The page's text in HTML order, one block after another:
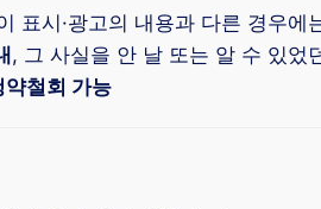
표시·광고의 내용과 다른 경우에
, 그 사실을 안 날 또는 알 수 있었
철회 가능